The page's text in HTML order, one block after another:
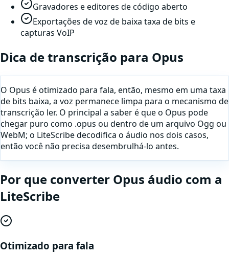
Gravadores e editores de código aberto
Exportações de voz de baixa taxa de bits e
capturas VoIP
Dica de transcrição para Opus
O Opus é otimizado para fala, então, mesmo em uma taxa
de bits baixa, a voz permanece limpa para o mecanismo de
transcrição ler. O principal a saber é que o Opus pode
chegar puro como .opus ou dentro de um arquivo Ogg ou
WebM; o LiteScribe decodifica o áudio nos dois casos,
então você não precisa desembrulhá-lo antes.
Por que converter Opus áudio com a
LiteScribe
Otimizado para fala